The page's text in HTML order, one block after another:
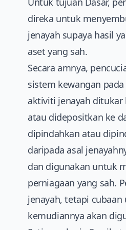
direka untuk
jenayah supaya hasil
aset yang sah.
Secara amnya,
sistem kewangan
aktiviti jenayah ditukar
atau didepositkan ke
dipindahkan atau
daripada asal
dan digunakan untuk
perniagaan yang sah.
jenayah, tetapi
kemudiannya akan